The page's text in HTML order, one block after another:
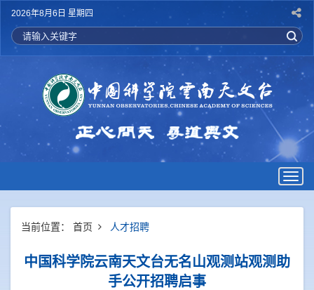
2026年8月6日 星期四
当前位置： 首页 人才招聘
中国科学院云南天文台无名山观测站观测助
手公开招聘启事